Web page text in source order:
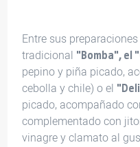
Entre sus
tradicional "Bomba", el
pepino y piña picado,
cebolla y chile) o el
picado, acompañado
complementado con
vinagre y clamato al